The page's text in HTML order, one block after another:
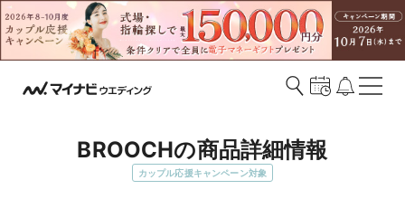
BROOCHの商品詳細情報
カップル応援キャンペーン対象